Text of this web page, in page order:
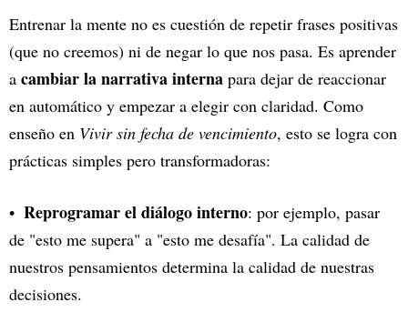
Entrenar la mente no es cuestión de repetir frases positivas
(que no creemos) ni de negar lo que nos pasa. Es aprender
a cambiar la narrativa interna para dejar de reaccionar
en automático y empezar a elegir con claridad. Como
enseño en Vivir sin fecha de vencimiento, esto se logra con
prácticas simples pero transformadoras:
Reprogramar el diálogo interno: por ejemplo, pasar
de "esto me supera" a "esto me desafía". La calidad de
nuestros pensamientos determina la calidad de nuestras
decisiones.